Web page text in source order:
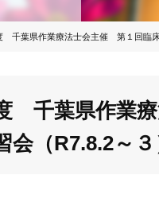
千葉県作業療法士会主催 第１回臨
千葉県作業
会（R7.8.2～